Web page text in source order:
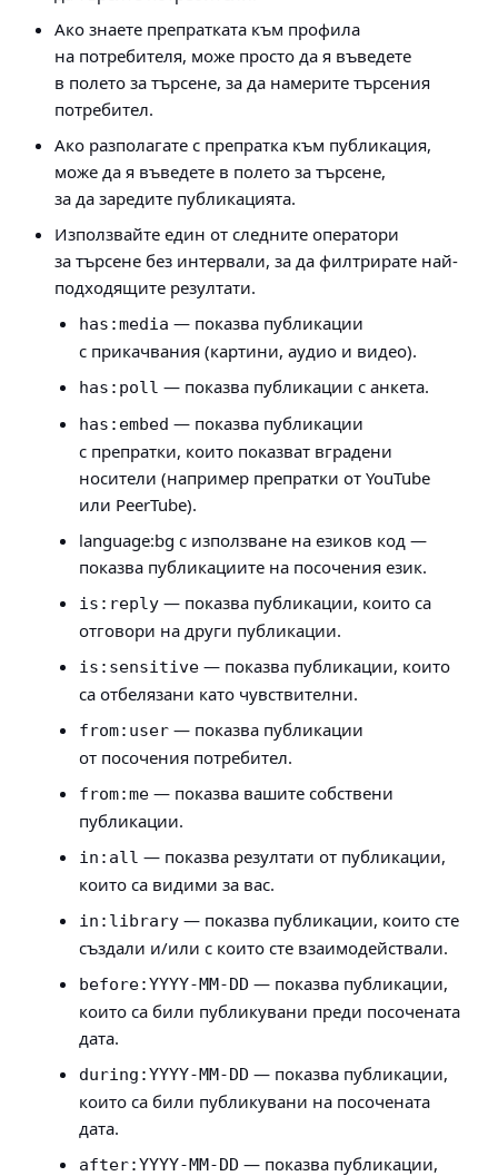
Ако знаете препратката към профила
на потребителя, може просто да я въведете
в полето за търсене, за да намерите търсения
потребител.
Ако разполагате с препратка към публикация,
може да я въведете в полето за търсене,
за да заредите публикацията.
Използвайте един от следните оператори
за търсене без интервали, за да филтрирате най-
подходящите резултати.
has:media — показва публикации
с прикачвания (картини, аудио и видео).
has:poll — показва публикации с анкета.
has:embed — показва публикации
с препратки, които показват вградени
носители (например препратки от YouTube
или PeerTube).
language:bg с използване на езиков код —
показва публикациите на посочения език.
is:reply — показва публикации, които са
отговори на други публикации.
is:sensitive — показва публикации, които
са отбелязани като чувствителни.
from:user — показва публикации
от посочения потребител.
from:me — показва вашите собствени
публикации.
in:all — показва резултати от публикации,
които са видими за вас.
in:library — показва публикации, които сте
създали и/или с които сте взаимодействали.
before:YYYY-MM-DD — показва публикации,
които са били публикувани преди посочената
дата.
during:YYYY-MM-DD — показва публикации,
които са били публикувани на посочената
дата.
after:YYYY-MM-DD — показва публикации,